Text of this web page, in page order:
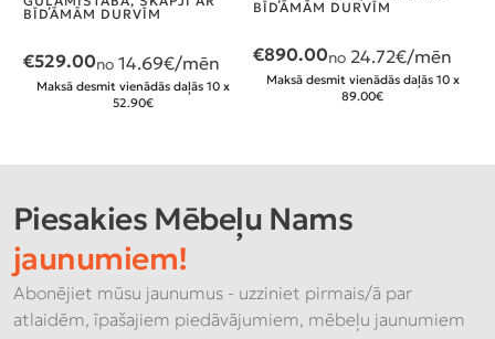
BĪDĀMĀM DURVĪM
€529.00no 14.69€/mēn
Maksā desmit vienādās daļās 10 x
52.90€
BĪDĀMĀM DURVĪM
€890.00no 24.72€/mēn
Maksā desmit vienādās daļās 10 x
89.00€
Piesakies Mēbeļu Nams
jaunumiem!
Abonējiet mūsu jaunumus - uzziniet pirmais/ā par
atlaidēm, īpašajiem piedāvājumiem, mēbeļu jaunumiem